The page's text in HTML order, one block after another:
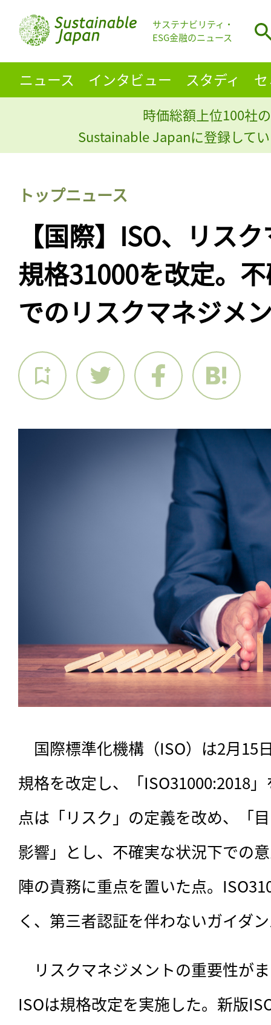
サステナビリティ・
ESG金融のニュース
ニュース インタビュー スタディ
時価総額上位100社
Sustainable Japanに登録して
トップニュース
【国際】ISO、リス
規格31000を改定。
でのリスクマネジメ
国際標準化機構（ISO）は2月15
規格を改定し、「ISO31000:2018
点は「リスク」の定義を改め、「
影響」とし、不確実な状況下での
陣の責務に重点を置いた点。
く、第三者認証を伴わないガイダ
リスクマネジメントの重要性が
ISOは規格改定を実施した。新版